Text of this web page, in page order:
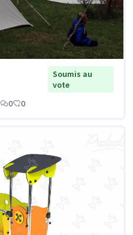
Soumis au
vote
0 0